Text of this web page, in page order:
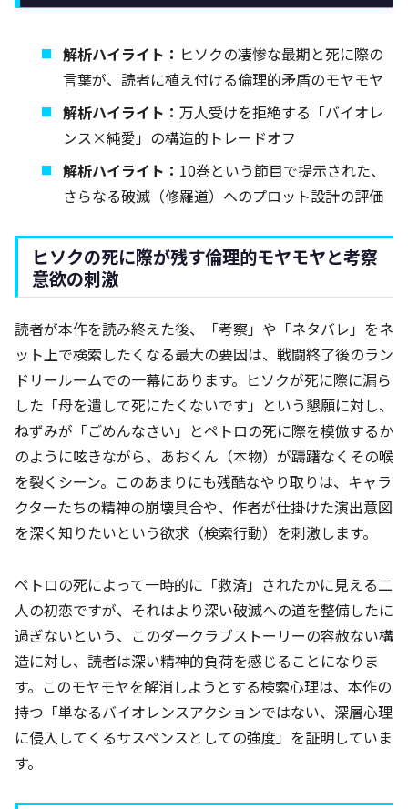
解析ハイライト： ヒソクの凄惨な最期と死に際の
言葉が、読者に植え付ける倫理的矛盾のモヤモヤ
解析ハイライト：万人受けを拒絶する「バイオレ
ンス×純愛」の構造的トレードオフ
解析ハイライト： 10巻という節目で提示された、
さらなる破滅（修羅道）へのプロット設計の評価
ヒソクの死に際が残す倫理的モヤモヤと考察
意欲の刺激
読者が本作を読み終えた後、「考察」や「ネタバレ」をネ
ット上で検索したくなる最大の要因は、戦闘終了後のラン
ドリールームでの一幕にあります。ヒソクが死に際に漏ら
した「母を遺して死にたくないです」という懇願に対し、
ねずみが「ごめんなさい」とペトロの死に際を模倣するか
のように呟きながら、あおくん（本物）が躊躇なくその喉
を裂くシーン。このあまりにも残酷なやり取りは、キャラ
クターたちの精神の崩壊具合や、作者が仕掛けた演出意図
を深く知りたいという欲求（検索行動）を刺激します。
ペトロの死によって一時的に「救済」されたかに見える二
人の初恋ですが、それはより深い破滅への道を整備したに
過ぎないという、このダークラブストーリーの容赦ない構
造に対し、読者は深い精神的負荷を感じることになりま
す。このモヤモヤを解消しようとする検索心理は、本作の
持つ「単なるバイオレンスアクションではない、深層心理
に侵入してくるサスペンスとしての強度」を証明していま
す。